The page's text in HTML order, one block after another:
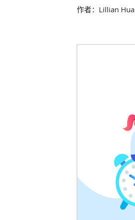
作者：Lillian